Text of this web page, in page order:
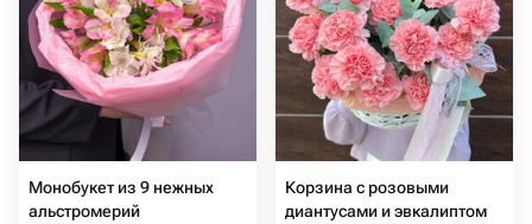
Монобукет из 9 нежных
альстромерий
Корзина с розовыми
диантусами и эвкалиптом